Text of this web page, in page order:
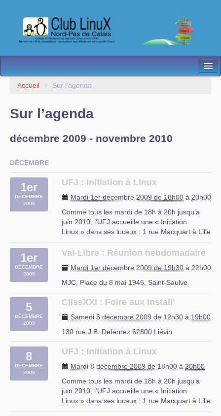
L’Association
Besoin d’Aide ?
Contact
Les antennes
Espace membres
Accueil > Sur l’agenda
Sur l’agenda
décembre 2009 - novembre 2010
DÉCEMBRE
1er
DÉCEMBRE
2009
UFJ : Initiation à Linux
Mardi 1er décembre 2009 de 18h00 à 20h00
Comme tous les mardi de 18h à 20h jusqu’a
juin 2010, l’UFJ accueille une « Initiation
Linux » dans ses locaux : 1 rue Macquart à Lille
– Découverte des logiciels libres
– Installation d’une distribution Linux
– Le mode console
rue du Mal Assis, Lille
1er
DÉCEMBRE
2009
Val-Libre : Réunion hebdomadaire
Mardi 1er décembre 2009 de 19h30 à 22h00
MJC, Place du 8 mai 1945, Saint-Saulve
5
DÉCEMBRE
2009
ClissXXI : Foire aux Install’
Samedi 5 décembre 2009 de 12h30 à 19h00
130 rue J.B. Defernez 62800 Liévin
8
DÉCEMBRE
2009
UFJ : Initiation à Linux
Mardi 8 décembre 2009 de 18h00 à 20h00
Comme tous les mardi de 18h à 20h jusqu’a
juin 2010, l’UFJ accueille une « Initiation
Linux » dans ses locaux : 1 rue Macquart à Lille